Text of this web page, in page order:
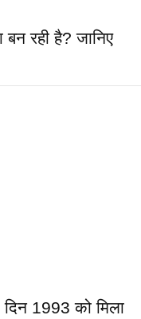
बन रही है? जानिए
1993 को मिला